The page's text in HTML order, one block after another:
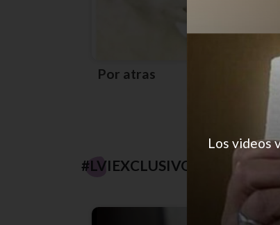
Por atras
#LVIEXCLUSIVO
Los videos